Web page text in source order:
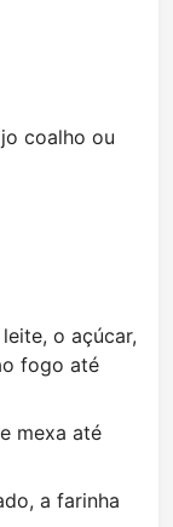
coalho ou
o açúcar,
fogo até
mexa até
a farinha